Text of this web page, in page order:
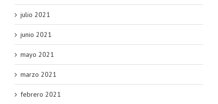
julio 2021
junio 2021
mayo 2021
marzo 2021
febrero 2021